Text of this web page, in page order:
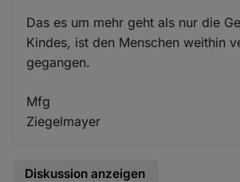
Das es um mehr geht als nur die
Kindes, ist den Menschen weithin
gegangen.
Mfg
Ziegelmayer
Diskussion anzeigen